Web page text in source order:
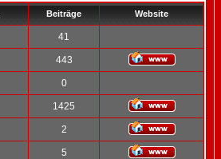
Beiträge Website
41
443
0
1425
2
5